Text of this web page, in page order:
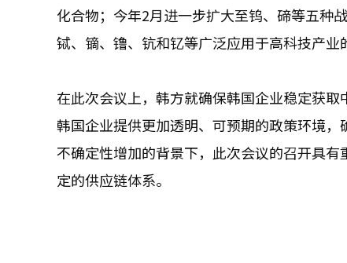
化合物；今年2月进一步扩大至钨、碲等五种
铽、镝、镥、钪和钇等广泛应用于高科技产业
在此次会议上，韩方就确保韩国企业稳定获
韩国企业提供更加透明、可预期的政策环境
不确定性增加的背景下，此次会议的召开具
定的供应链体系。